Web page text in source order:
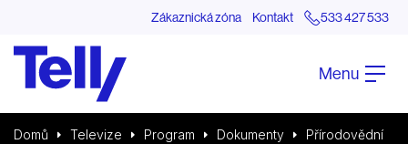
Zákaznická zóna Kontakt 533 427 533
Menu
Domů Televize Program Dokumenty
Přírodovědní